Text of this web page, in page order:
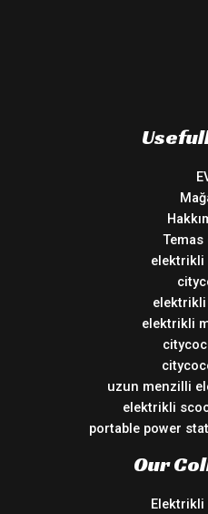
Temas
elektrikli
elektrikli
uzun menzilli
elektrikli
portable power
Our